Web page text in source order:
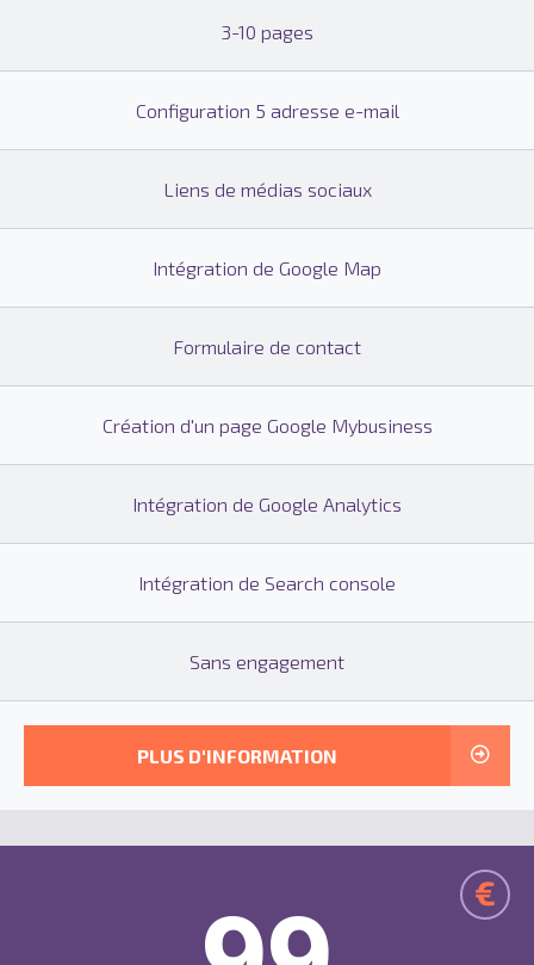
3-10 pages
Configuration 5 adresse e-mail
Liens de médias sociaux
Intégration de Google Map
Formulaire de contact
Création d'un page Google Mybusiness
Intégration de Google Analytics
Intégration de Search console
Sans engagement
PLUS D'INFORMATION
€